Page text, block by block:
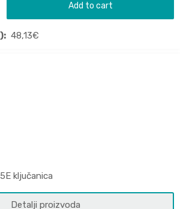
Add to cart
48,13€
ključanica
Detalji proizvoda